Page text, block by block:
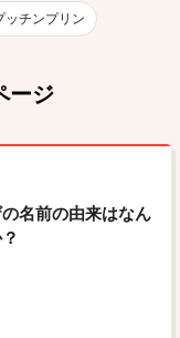
ッチンプリン
ージ
名前の由来はなん